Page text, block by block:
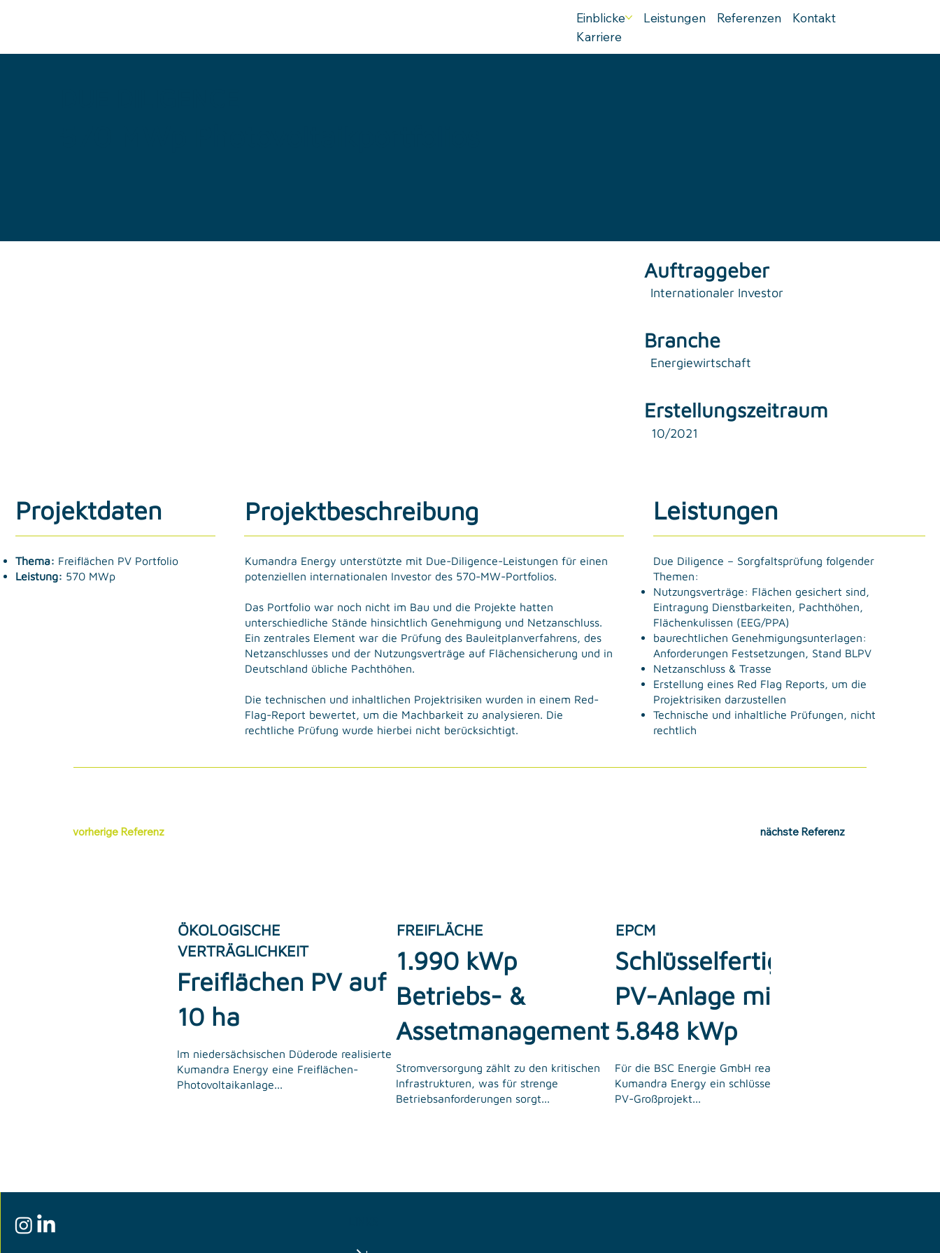
Einblicke Leistungen Referenzen
Kontakt
Karriere
Auftraggeber
Internationaler Investor
Branche
Energiewirtschaft
Erstellungszeitraum
10/2021
Projektdaten
Thema: Freiflächen PV Portfolio
Leistung: 570 MWp
Projektbeschreibung
Kumandra Energy unterstützte mit Due-Diligence-Leistungen für einen
potenziellen internationalen Investor des 570-MW-Portfolios.
Das Portfolio war noch nicht im Bau und die Projekte hatten
unterschiedliche Stände hinsichtlich Genehmigung und Netzanschluss.
Ein zentrales Element war die Prüfung des Bauleitplanverfahrens, des
Netzanschlusses und der Nutzungsverträge auf Flächensicherung und in
Deutschland übliche Pachthöhen.
Die technischen und inhaltlichen Projektrisiken wurden in einem Red-
Flag-Report bewertet, um die Machbarkeit zu analysieren. Die
rechtliche Prüfung wurde hierbei nicht berücksichtigt.
Leistungen
Due Diligence – Sorgfaltsprüfung folgender
Themen:
Nutzungsverträge: Flächen gesichert sind,
Eintragung Dienstbarkeiten, Pachthöhen,
Flächenkulissen (EEG/PPA)
baurechtlichen Genehmigungsunterlagen:
Anforderungen Festsetzungen, Stand BLPV
Netzanschluss & Trasse
Erstellung eines Red Flag Reports, um die
Projektrisiken darzustellen
Technische und inhaltliche Prüfungen, nicht
rechtlich
vorherige Referenz nächste Referenz
ÖKOLOGISCHE
VERTRÄGLICHKEIT
Freiflächen PV auf
10 ha
Im niedersächsischen Düderode realisierte
Kumandra Energy eine Freiflächen-
Photovoltaikanlage...
FREIFLÄCHE
1.990 kWp
Betriebs- &
Assetmanagement
Stromversorgung zählt zu den kritischen
Infrastrukturen, was für strenge
Betriebsanforderungen sorgt...
EPCM
Schlüsselfertige
PV-Anlage mit
5.848 kWp
Für die BSC Energie GmbH realisierte
Kumandra Energy ein schlüsselfertiges
PV-Großprojekt...